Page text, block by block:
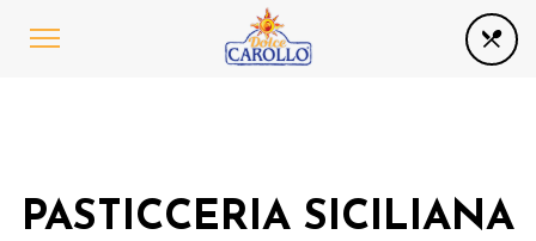
PASTICCERIA SICILIANA